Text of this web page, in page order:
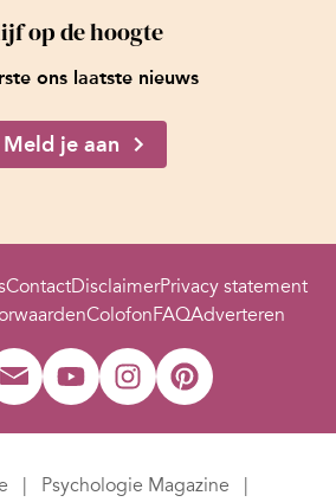
op de hoogte
ons laatste nieuws
Meld je aan
ContactDisclaimerPrivacy statement
ColofonFAQAdverteren
Psychologie Magazine